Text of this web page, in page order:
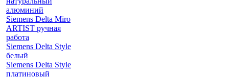
алюминий
Siemens Delta Miro
ARTIST ручная
работа
Siemens Delta Style
белый
Siemens Delta Style
платиновый